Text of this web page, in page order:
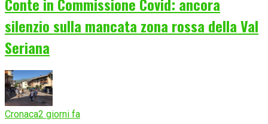
silenzio sulla mancata zona rossa della Val
Seriana
Cronaca2 giorni fa